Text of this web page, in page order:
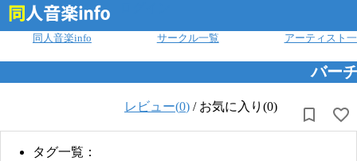
同人音楽info サークル一覧 アーティスト
バー
レビュー(0) / お気に入り(0)
タグ一覧：